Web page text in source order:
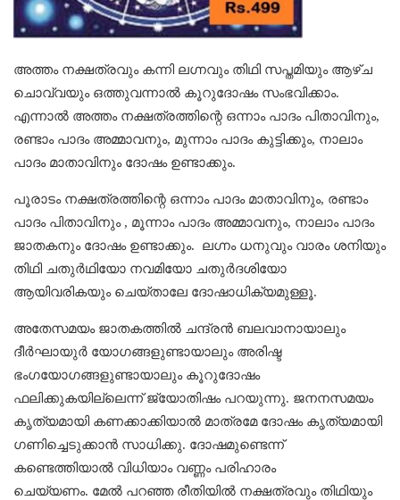
അത്തം നക്ഷത്രവും കന്നി ലഗ്നവും തിഥി സപ്തമിയും ആഴ്ച
ചൊവ്വയും ഒത്തുവന്നാല്‍ കൂറുദോഷം സംഭവിക്കാം.
എന്നാല്‍ അത്തം നക്ഷത്രത്തിന്റെ ഒന്നാം പാദം പിതാവിനും,
രണ്ടാം പാദം അമ്മാവനും, മുന്നാം പാദം കുട്ടിക്കും, നാലാം
പാദം മാതാവിനും ദോഷം ഉണ്ടാക്കും.
പൂരാടം നക്ഷത്രത്തിന്റെ ഒന്നാം പാദം മാതാവിനും, രണ്ടാം
പാദം പിതാവിനും , മൂന്നാം പാദം അമ്മാവനും, നാലാം പാദം
ജാതകനും ദോഷം ഉണ്ടാക്കും. ലഗ്നം ധനുവും വാരം ശനിയും
തിഥി ചതുർഥിയോ നവമിയോ ചതുർദശിയോ
ആയിവരികയും ചെയ്താലേ ദോഷാധിക്യമുള്ളൂ.
അതേസമയം ജാതകത്തിൽ ചന്ദ്രൻ ബലവാനായാലും
ദീർഘായുർ യോഗങ്ങളുണ്ടായാലും അരിഷ്ട
ഭംഗയോഗങ്ങളുണ്ടായാലും കൂറുദോഷം
ഫലിക്കുകയില്ലെന്ന് ജ്യോതിഷം പറയുന്നു. ജനനസമയം
കൃത്യമായി കണക്കാക്കിയാല്‍ മാത്രമേ ദോഷം കൃത്യമായി
ഗണിച്ചെടുക്കാന്‍ സാധിക്കു. ദോഷമുണ്ടെന്ന്
കണ്ടെത്തിയാല്‍ വിധിയാം വണ്ണം പരിഹാരം
ചെയ്യണം. മേൽ പറഞ്ഞ രീതിയിൽ നക്ഷത്രവും തിഥിയും